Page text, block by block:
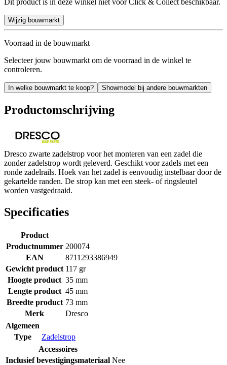
Wijzig bouwmarkt
Voorraad in de bouwmarkt
Selecteer jouw bouwmarkt om de voorraad in de winkel te
controleren.
In welke bouwmarkt te koop? Showmodel bij andere bouwmarkten
Productomschrijving
Dresco zwarte zadelstrop voor het monteren van een zadel die
zonder zadelstrop wordt geleverd. Geschikt voor zadels met een
ronde zadelrails. Hoek van het zadel is eenvoudig instelbaar door de
gekartelde randen. De strop kan met een steek- of ringsleutel
worden vastgedraaid.
Specificaties
Product
Productnummer 200074
EAN
8711293386949
Gewicht product 117 gr
Hoogte product 35 mm
Lengte product 45 mm
Breedte product 73 mm
Merk
Dresco
Algemeen
Type
Zadelstrop
Accessoires
Inclusief bevestigingsmateriaal Nee